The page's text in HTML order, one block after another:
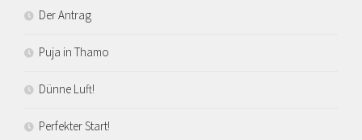
Der Antrag
Puja in Thamo
Dünne Luft!
Perfekter Start!